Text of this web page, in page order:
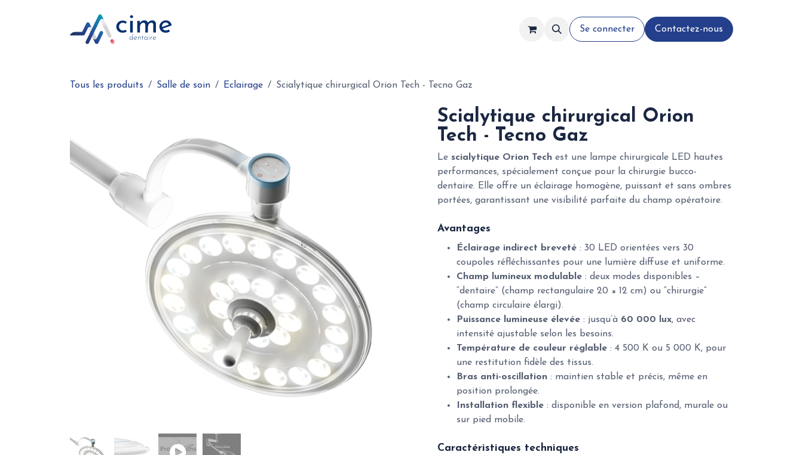
Se connecter Contactez-nous
Tous les produits Salle de soin Eclairage Scialytique chirurgical Orion Tech - Tecno Gaz
Scialytique chirurgical Orion
Tech - Tecno Gaz
Le scialytique Orion Tech est une lampe chirurgicale LED hautes
performances, spécialement conçue pour la chirurgie bucco-
dentaire. Elle offre un éclairage homogène, puissant et sans ombres
portées, garantissant une visibilité parfaite du champ opératoire.
Avantages
Éclairage indirect breveté : 30 LED orientées vers 30
coupoles réfléchissantes pour une lumière diffuse et uniforme.
Champ lumineux modulable : deux modes disponibles –
“dentaire” (champ rectangulaire 20 × 12 cm) ou “chirurgie”
(champ circulaire élargi).
Puissance lumineuse élevée : jusqu’à 60 000 lux, avec
intensité ajustable selon les besoins.
Température de couleur réglable : 4 500 K ou 5 000 K, pour
une restitution fidèle des tissus.
Bras anti-oscillation : maintien stable et précis, même en
position prolongée.
Installation flexible : disponible en version plafond, murale ou
sur pied mobile.
Caractéristiques techniques